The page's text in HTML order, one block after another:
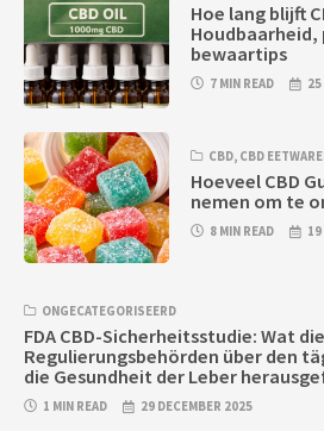
Hoe lang blijft
bewaartips
7 MIN READ
CBD, CBD
Hoeveel CBD
nemen om te
8 MIN READ
ONGECATEGORISEERD
FDA CBD-Sicherheitsstudie: Wat die
Regulierungsbehörden über den
die Gesundheit der Leber
1 MIN READ 29 DECEMBER 2025